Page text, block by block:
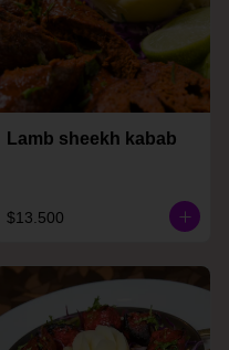
Lamb sheekh kabab
$13.500